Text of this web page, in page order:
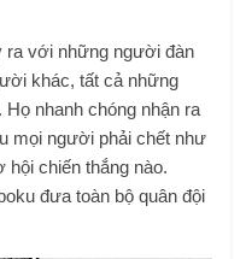
ra với những người đàn
khác, tất cả những
nhanh chóng nhận ra
mọi người phải chết như
hội chiến thắng nào.
đưa toàn bộ quân đội